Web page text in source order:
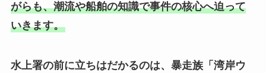
がらも、潮流や船舶の知識で事件の核心へ迫って
いきます。
水上署の前に立ちはだかるのは、暴走族「湾岸ウ